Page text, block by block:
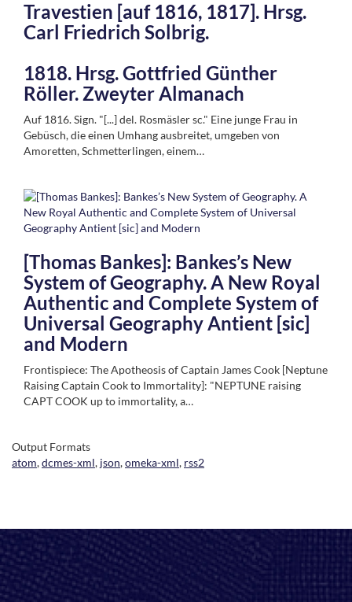
Travestien [auf 1816, 1817]. Hrsg.
Carl Friedrich Solbrig.
1818. Hrsg. Gottfried Günther
Röller. Zweyter Almanach
Auf 1816. Sign. "[...] del. Rosmäsler sc." Eine junge Frau in
Gebüsch, die einen Umhang ausbreitet, umgeben von
Amoretten, Schmetterlingen, einem…
[Thomas Bankes]: Bankes’s New
System of Geography. A New Royal
Authentic and Complete System of
Universal Geography Antient [sic]
and Modern
Frontispiece: The Apotheosis of Captain James Cook [Neptune
Raising Captain Cook to Immortality]: "NEPTUNE raising
CAPT COOK up to immortality, a…
Output Formats
atom,dcmes-xml, json,omeka-xml, rss2